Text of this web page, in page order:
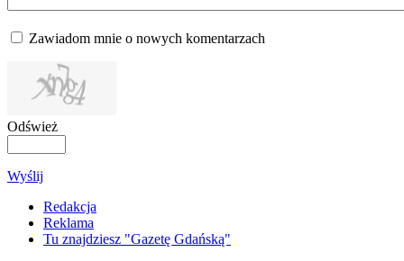
Zawiadom mnie o nowych komentarzach
Odśwież
Wyślij
Redakcja
Reklama
Tu znajdziesz "Gazetę Gdańską"